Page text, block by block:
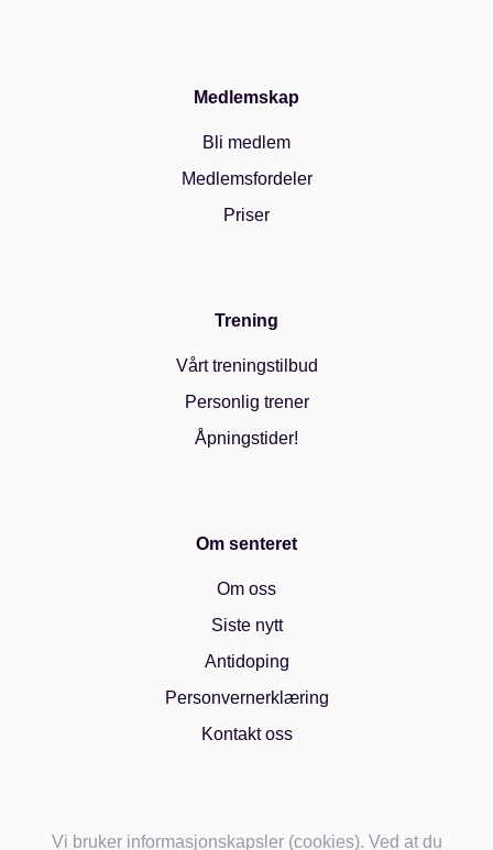
Medlemskap
Bli medlem
Medlemsfordeler
Priser
Trening
Vårt treningstilbud
Personlig trener
Åpningstider!
Om senteret
Om oss
Siste nytt
Antidoping
Personvernerklæring
Kontakt oss
Vi bruker informasjonskapsler (cookies). Ved at du